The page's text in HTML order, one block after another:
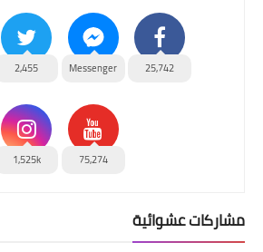
25,742
Messenger
2,455
75,274
1,525k
مشاركات عشوائية